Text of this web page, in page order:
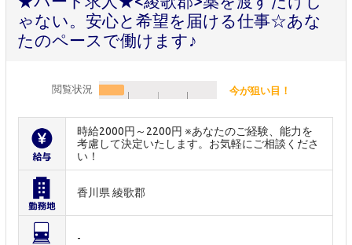
ゃない。安心と希望を届ける仕事☆あな
たのペースで働けます♪
閲覧状況 今が狙い目！
時給2000円～2200円 ※あなたのご経験、能力を
考慮して決定いたします。お気軽にご相談くださ
い！
香川県 綾歌郡
-